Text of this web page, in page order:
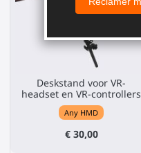
Deskstand voor VR-
headset en VR-controllers
Any HMD
€ 30,00